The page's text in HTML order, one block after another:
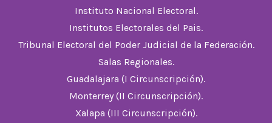
Instituto Nacional Electoral.
Institutos Electorales del Pais.
Tribunal Electoral del Poder Judicial de la Federación.
Salas Regionales.
Guadalajara (I Circunscripción).
Monterrey (II Circunscripción).
Xalapa (III Circunscripción).